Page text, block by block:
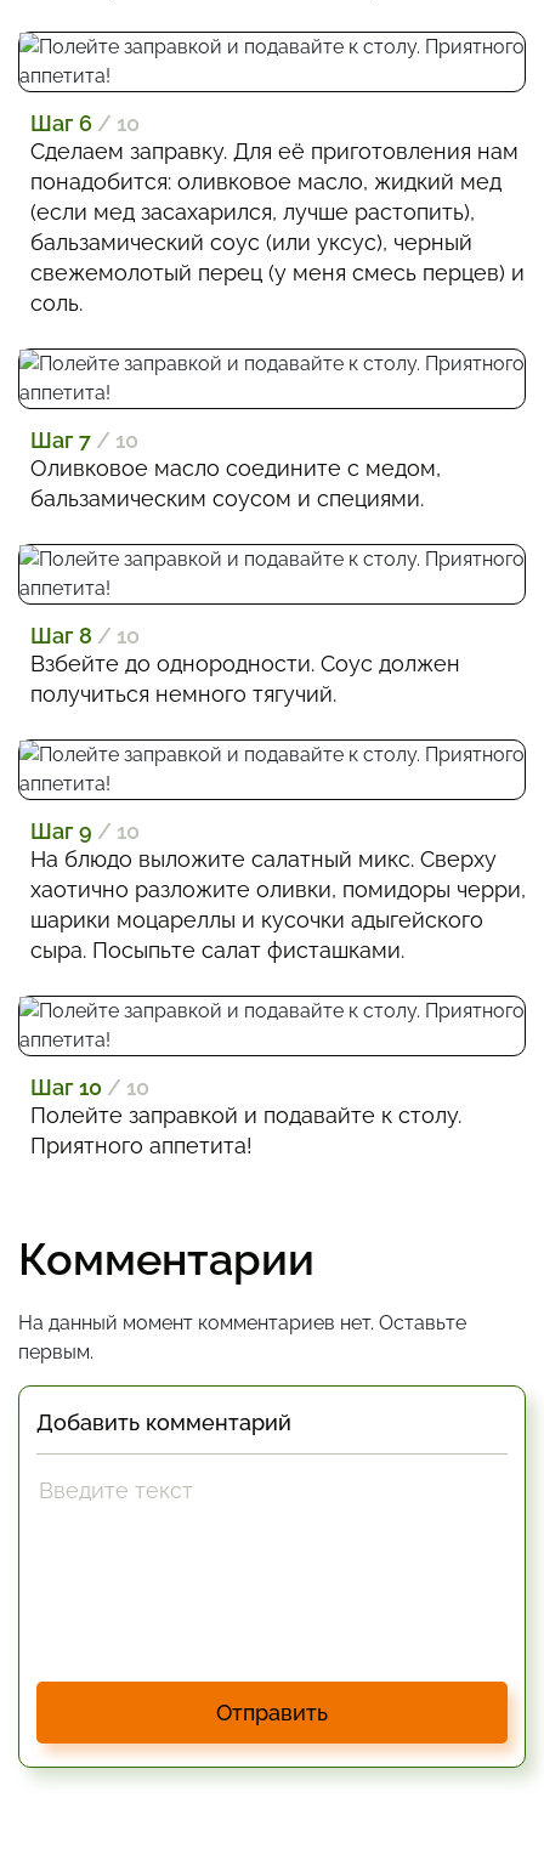
Шаг 6 / 10
Сделаем заправку. Для её приготовления нам
понадобится: оливковое масло, жидкий мед
(если мед засахарился, лучше растопить),
бальзамический соус (или уксус), черный
свежемолотый перец (у меня смесь перцев) и
соль.
Шаг 7 / 10
Оливковое масло соедините с медом,
бальзамическим соусом и специями.
Шаг 8 / 10
Взбейте до однородности. Соус должен
получиться немного тягучий.
Шаг 9 / 10
На блюдо выложите салатный микс. Сверху
хаотично разложите оливки, помидоры черри,
шарики моцареллы и кусочки адыгейского
сыра. Посыпьте салат фисташками.
Шаг 10 / 10
Полейте заправкой и подавайте к столу.
Приятного аппетита!
Комментарии
На данный момент комментариев нет. Оставьте
первым.
Добавить комментарий
Отправить